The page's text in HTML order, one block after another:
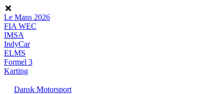
Videre
til
indhold
Le Mans 2026
FIA WEC
IMSA
IndyCar
ELMS
Formel 3
Karting
Dansk Motorsport